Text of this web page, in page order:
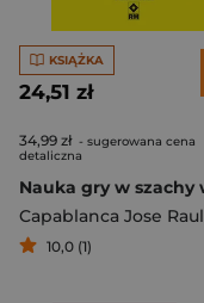
KSIĄŻKA
24,51 zł
34,99 zł - sugerowana cena
detaliczna
Capablanca Jose Raul
10,0 (1)